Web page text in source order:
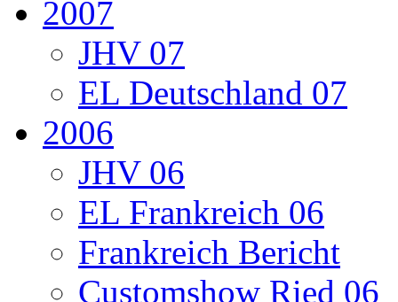
2007
JHV 07
EL Deutschland 07
2006
JHV 06
EL Frankreich 06
Frankreich Bericht
Customshow Ried 06